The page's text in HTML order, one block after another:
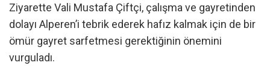
Ziyarette Vali Mustafa Çiftçi, çalışma ve gayretinden
dolayı Alperen’i tebrik ederek hafız kalmak için de bir
ömür gayret sarfetmesi gerektiğinin önemini
vurguladı.